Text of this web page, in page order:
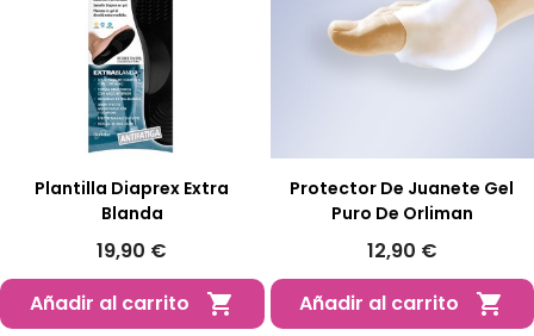
Plantilla Diaprex Extra
Blanda
19,90 €
Añadir al carrito

Protector De Juanete Gel
Puro De Orliman
12,90 €
Añadir al carrito
